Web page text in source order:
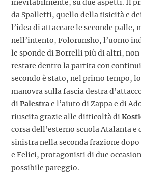
inevitabilmente, su due aspetti. Il
da Spalletti, quello della fisicità e
l’idea di attaccare le seconde palle,
nell’intento, Folorunsho, l’uomo
le sponde di Borrelli più di altri, non
restare dentro la partita con
secondo è stato, nel primo tempo,
manovra sulla fascia destra
diPalestrae l’aiuto di Zappa e di
riuscita grazie alle difficoltà di
corsa dell’esterno scuola Atalanta e
sinistra nella seconda frazione
e Felici, protagonisti di due
possibile pareggio.